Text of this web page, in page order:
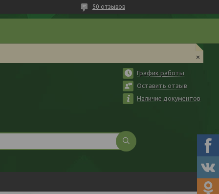
50 отзывов
График работы
Оставить отзыв
Наличие документов